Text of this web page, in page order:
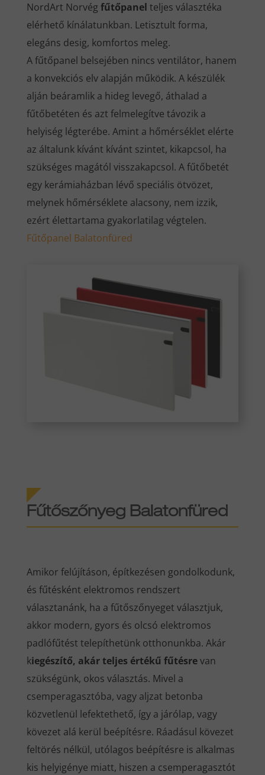
NordArt Norvég fűtőpanel teljes választéka
elérhető kínálatunkban. Letisztult forma,
elegáns desig, komfortos meleg.
A fűtőpanel belsejében nincs ventilátor, hanem
a konvekciós elv alapján működik. A készülék
alján beáramlik a hideg levegő, áthalad a
fűtőbetéten és azt felmelegítve távozik a
helyiség légterébe. Amint a hőmérséklet elérte
az általunk kívánt kívánt szintet, kikapcsol, ha
szükséges magától visszakapcsol. A fűtőbetét
egy kerámiaházban lévő speciális ötvözet,
melynek hőmérséklete alacsony, nem izzik,
ezért élettartama gyakorlatilag végtelen.
Fűtőpanel Balatonfüred
Fűtőszőnyeg Balatonfüred
Amikor felújításon, építkezésen gondolkodunk,
és fűtésként elektromos rendszert
választanánk, ha a fűtőszőnyeget választjuk,
akkor modern, gyors és olcsó elektromos
padlófűtést telepíthetünk otthonunkba. Akár
kiegészítő, akár teljes értékű fűtésrevan
szükségünk, okos választás. Mivel a
csemperagasztóba, vagy aljzat betonba
közvetlenül lefektethető, így a járólap, vagy
kövezet alá kerül beépítésre. Ráadásul kövezet
feltörés nélkül, utólagos beépítésre is alkalmas
kis helyigénye miatt, hiszen a csemperagasztót